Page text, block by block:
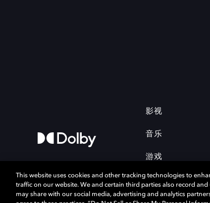
影视
音乐
游戏
This website uses cookies and other tracking technologies to
traffic on our website. We and certain third parties also record
may share with our social media, advertising and analytics